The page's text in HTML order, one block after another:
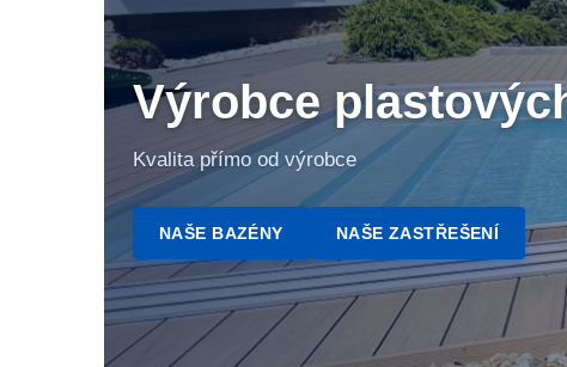
Výrobce
Kvalita přímo od výrobce
NAŠE BAZÉNY NAŠE ZASTŘEŠENÍ